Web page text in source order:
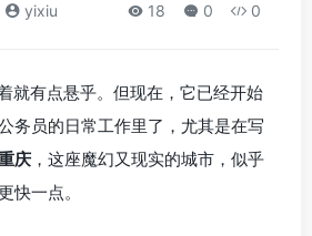
yixiu 18 0 0
就有点悬乎。但现在，它已经开始
务员的日常工作里了，尤其是在写
庆 ，这座魔幻又现实的城市，似乎
快一点。